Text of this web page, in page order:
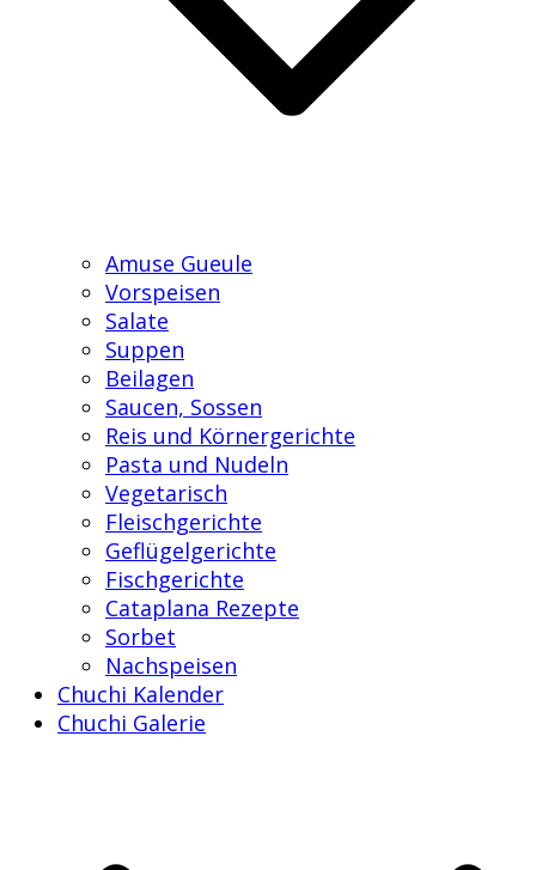
Amuse Gueule
Vorspeisen
Salate
Suppen
Beilagen
Saucen, Sossen
Reis und Körnergerichte
Pasta und Nudeln
Vegetarisch
Fleischgerichte
Geflügelgerichte
Fischgerichte
Cataplana Rezepte
Sorbet
Nachspeisen
Chuchi Kalender
Chuchi Galerie